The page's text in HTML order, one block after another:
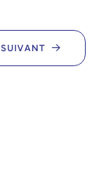
SUIVANT